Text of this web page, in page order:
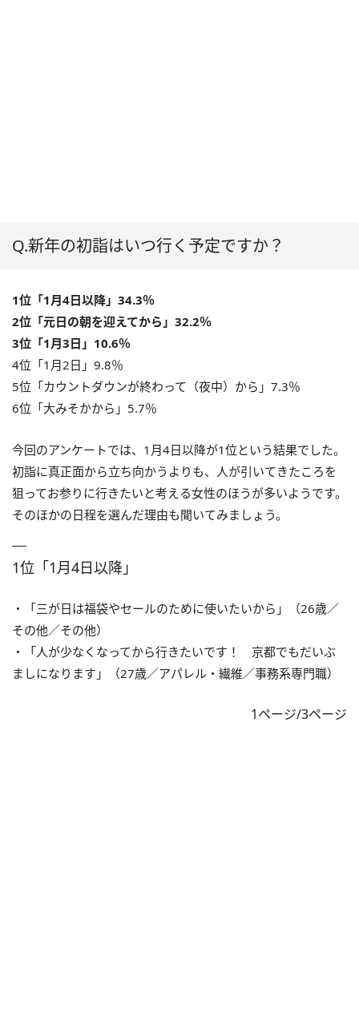
Q.新年の初詣はいつ行く予定ですか？
1位「1月4日以降」34.3％
2位「元日の朝を迎えてから」32.2％
3位「1月3日」10.6％
4位「1月2日」9.8％
5位「カウントダウンが終わって（夜中）から」7.3％
6位「大みそかから」5.7％
今回のアンケートでは、1月4日以降が1位という結果でした。
初詣に真正面から立ち向かうよりも、人が引いてきたころを
狙ってお参りに行きたいと考える女性のほうが多いようです。
そのほかの日程を選んだ理由も聞いてみましょう。
1位「1月4日以降」
・「三が日は福袋やセールのために使いたいから」（26歳／
その他／その他）
・「人が少なくなってから行きたいです！ 京都でもだいぶ
ましになります」（27歳／アパレル・繊維／事務系専門職）
1ページ/3ページ